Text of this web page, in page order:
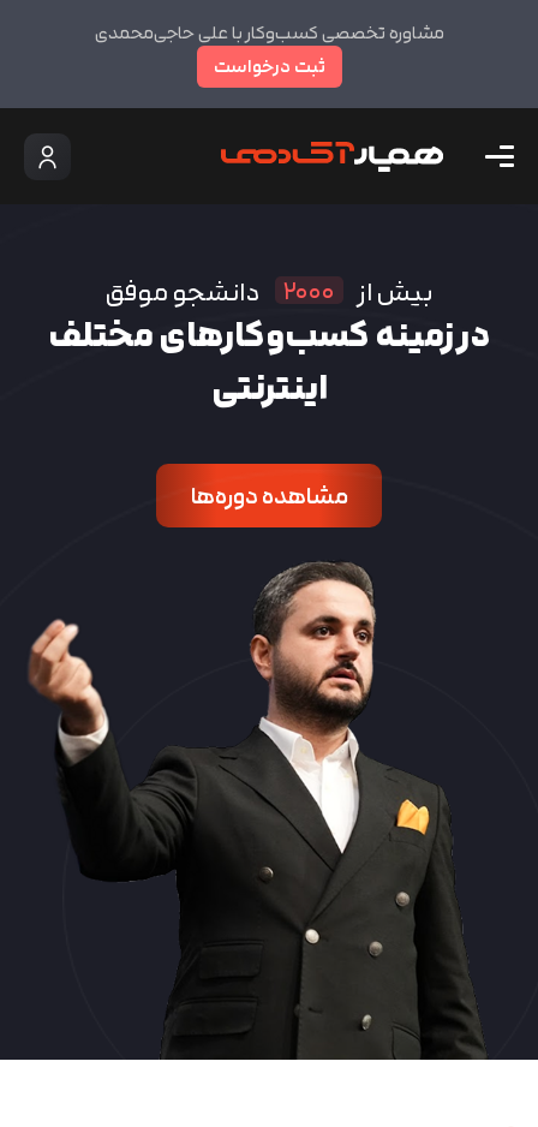
مشاوره تخصصی کسب‌وکار با علی حاجی‌محمدی
ثبت درخواست
بیش از ۲۰۰۰ دانشجو موفق
در زمینه کسب‌وکارهای مختلف
اینترنتی
مشاهده دوره‌ها